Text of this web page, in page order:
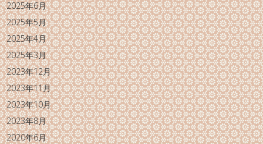
2025年6月
2025年5月
2025年4月
2025年3月
2023年12月
2023年11月
2023年10月
2023年8月
2020年6月